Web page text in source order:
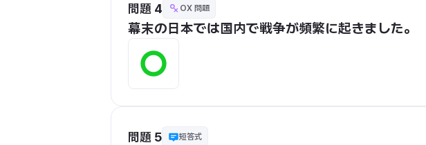
問題 4 OX 問題
幕末の日本では国内で戦争が頻繁に起きました。
問題 5 短答式